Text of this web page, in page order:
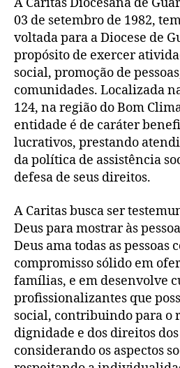
03 de setembro de 1982,
voltada para a Diocese de
propósito de exercer
social, promoção de
comunidades. Localizada
124, na região do Bom
entidade é de caráter
lucrativos, prestando
da política de assistência
defesa de seus direitos.
A Caritas busca ser
Deus para mostrar às
Deus ama todas as pessoas
compromisso sólido em
famílias, e em desenvolve
profissionalizantes que
social, contribuindo para o
dignidade e dos direitos
considerando os aspectos